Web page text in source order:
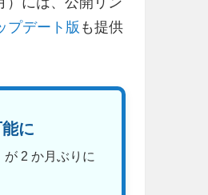
プデート版 も提供
に
2 か月ぶりに